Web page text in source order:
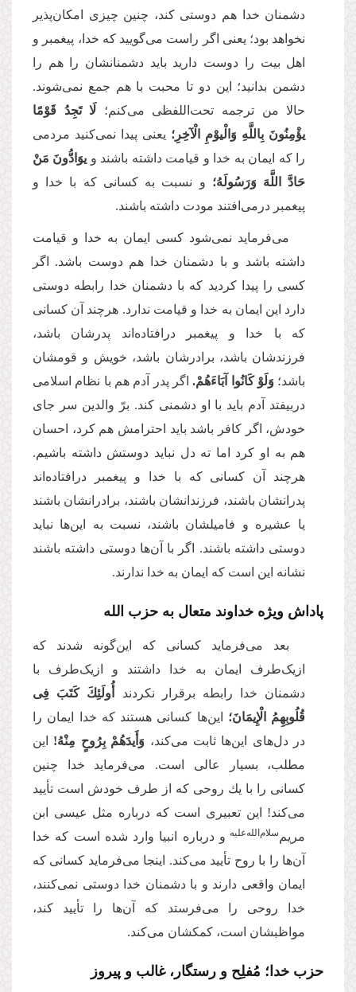
دشمنان خدا هم دوستى كند، چنین چیزى امکان‌پذیر
نخواهد بود؛ یعنى اگر راست مى‌‌گویید كه خدا، پیغمبر و
اهل بیت را دوست دارید باید دشمنانشان را هم را
دشمن بدانید؛ این دو تا محبت با هم جمع نمى‌‌شوند.
حالا من ترجمه تحت‌اللفظی مى‌‌كنم؛ لَا تَجِدُ قَوْمًا
یؤْمِنُونَ بِاللَّهِ وَالْیوْمِ الْآخِرِ؛ یعنى پیدا نمى‌‌كنید مردمى
را كه ایمان به خدا و قیامت داشته باشند و یوَادُّونَ مَنْ
حَادَّ اللَّهَ وَرَسُولَهُ؛ و نسبت به كسانى كه با خدا و
پیغمبر درمی‌افتند مودت داشته باشند.
می‌فرماید نمى‌‌شود كسى ایمان به خدا و قیامت
داشته باشد و با دشمنان خدا هم دوست باشد. اگر
كسى را پیدا كردید كه با دشمنان خدا رابطه دوستى
دارد این ایمان به خدا و قیامت ندارد. هرچند آن كسانى
كه با خدا و پیغمبر درافتاده‌اند پدرشان باشد،
فرزندشان باشد، برادرشان باشد، خویش و قومشان
باشد؛وَلَوْ كَانُوا آبَاءَهُمْ.اگر پدر آدم هم با نظام اسلامى
دربیفتد آدم باید با او دشمنى كند. برّ والدین سر جاى
خودش، اگر كافر باشد باید احترامش هم كرد، احسان
هم به او كرد اما ته دل نباید دوستش داشته باشیم.
هرچند آن كسانى كه با خدا و پیغمبر درافتاده‌اند
پدرانشان باشند، فرزندانشان باشند، برادرانشان باشند
یا عشیره و فامیلشان باشند، نسبت به این‌ها نباید
دوستى داشته باشند. اگر با آن‌ها دوستى داشته باشند
نشانه این است كه ایمان به خدا ندارند.
پاداش ویژه خداوند متعال به حزب الله
بعد مى‌‌فرماید كسانى كه این‌گونه شدند که
ازیک‌طرف ایمان به خدا داشتند و ازیک‌طرف با
دشمنان خدا رابطه برقرار نكردند
أُولَئِكَ كَتَبَ فِی
قُلُوبِهِمُ الْإِیمَانَ؛ این‌ها كسانى هستند که خدا ایمان را
در دل‌های این‌ها ثابت مى‌‌كند، وَأَیدَهُمْ بِرُوحٍ مِنْهُ! این
مطلب، بسیار عالى است. می‌فرماید خدا چنین
كسانى را با یك روحى كه از طرف خودش است تأیید
مى‌‌كند! این تعبیرى است كه درباره مثل عیسى ابن
مریم‌ سلام‌‌الله‌‌علیه و درباره انبیا وارد شده است كه خدا
آن‌ها را با روح تأیید مى‌‌كند. اینجا مى‌‌فرماید كسانى كه
ایمان واقعى دارند و با دشمنان خدا دوستى نمى‌‌كنند،
خدا روحى را مى‌‌فرستد كه آن‌ها را تأیید كند،
مواظبشان است، كمكشان مى‌‌كند.
حزب خدا؛ مُفلِح و رستگار، غالب و پیروز